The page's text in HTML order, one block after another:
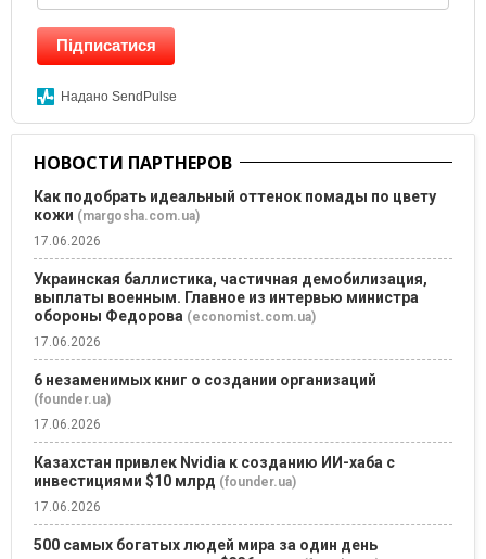
Підписатися
Надано SendPulse
НОВОСТИ ПАРТНЕРОВ
Как подобрать идеальный оттенок помады по цвету
кожи (margosha.com.ua)
17.06.2026
Украинская баллистика, частичная демобилизация,
выплаты военным. Главное из интервью министра
обороны Федорова (economist.com.ua)
17.06.2026
6 незаменимых книг о создании организаций
(founder.ua)
17.06.2026
Казахстан привлек Nvidia к созданию ИИ-хаба с
инвестициями $10 млрд (founder.ua)
17.06.2026
500 самых богатых людей мира за один день